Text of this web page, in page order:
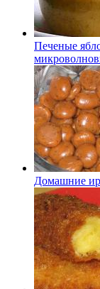
Печеные
Домашние